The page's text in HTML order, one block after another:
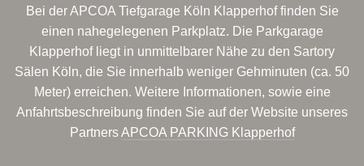
Bei der APCOA Tiefgarage Köln Klapperhof finden Sie
einen nahegelegenen Parkplatz. Die Parkgarage
Klapperhof liegt in unmittelbarer Nähe zu den Sartory
Sälen Köln, die Sie innerhalb weniger Gehminuten (ca. 50
Meter) erreichen. Weitere Informationen, sowie eine
Anfahrtsbeschreibung finden Sie auf der Website unseres
PartnersAPCOA PARKING Klapperhof